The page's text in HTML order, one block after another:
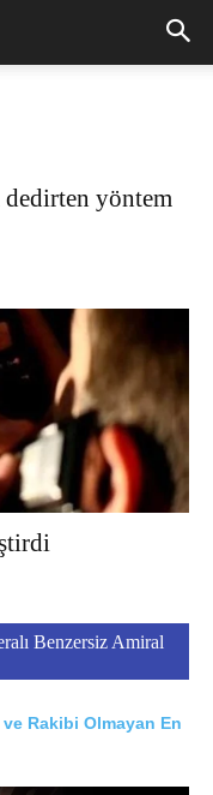
dedirten yöntem
Benzersiz Amiral
Rakibi Olmayan En